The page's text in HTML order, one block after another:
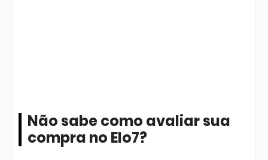
Não sabe como avaliar sua
compra no Elo7?